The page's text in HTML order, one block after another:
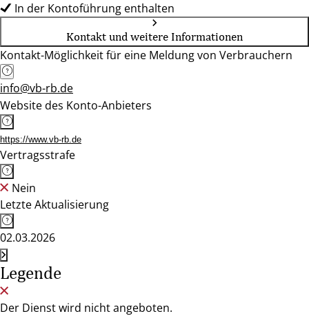
In der Kontoführung enthalten
Kontakt und weitere Informationen
Kontakt-Möglichkeit für eine Meldung von Verbrauchern
info@vb-rb.de
Website des Konto-Anbieters
https://www.vb-rb.de
Vertragsstrafe
Nein
Letzte Aktualisierung
02.03.2026
Legende
Der Dienst wird nicht angeboten.